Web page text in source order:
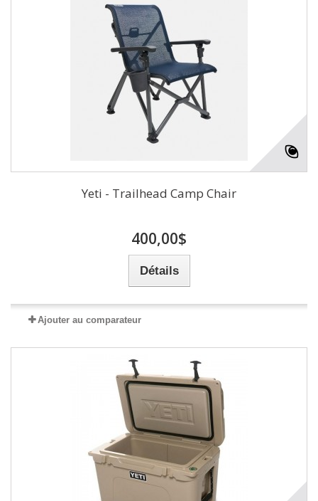
Yeti - Trailhead Camp Chair
400,00$
Détails
Ajouter au comparateur